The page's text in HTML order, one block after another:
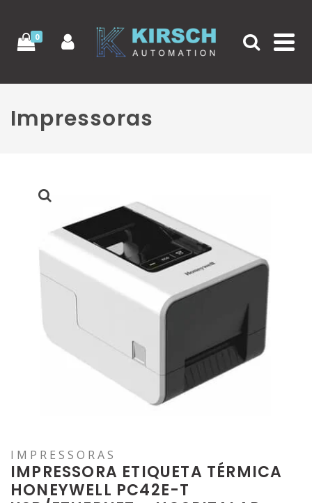
0
Impressoras
IMPRESSORAS
IMPRESSORA ETIQUETA TÉRMICA
HONEYWELL PC42E-T